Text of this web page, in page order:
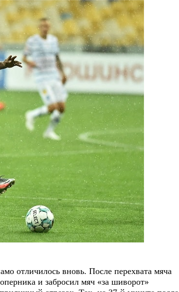
отличилось вновь. После перехвата мяча
и забросил мяч «за шиворот»